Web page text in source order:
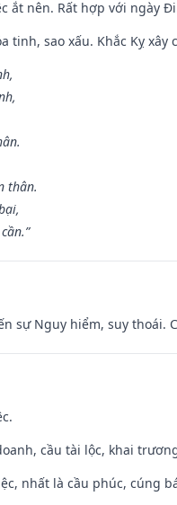
ắt nên. Rất hợp với ngày
tinh, sao xấu. Khắc Kỵ
thân.
sự Nguy hiểm, suy
cầu tài lộc, khai
nhất là cầu phúc, cúng